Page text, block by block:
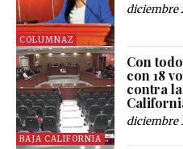
COLUMNAZ
diciembre
BAJA CALIFORNIA
Con
con 18
contra
diciembre